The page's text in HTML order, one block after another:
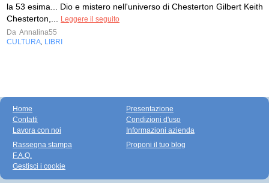
la 53 esima... Dio e mistero nell'universo di Chesterton Gilbert Keith
Chesterton,...
Leggere il seguito
Da Annalina55
CULTURA LIBRI
Home
Contatti
Lavora con noi
Presentazione
Condizioni d'uso
Informazioni azienda
Rassegna stampa
F.A.Q.
Gestisci i cookie
Proponi il tuo blog